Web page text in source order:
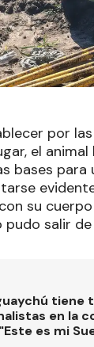
por
el
bases para
su
pudo salir
tiene
en la
es mi